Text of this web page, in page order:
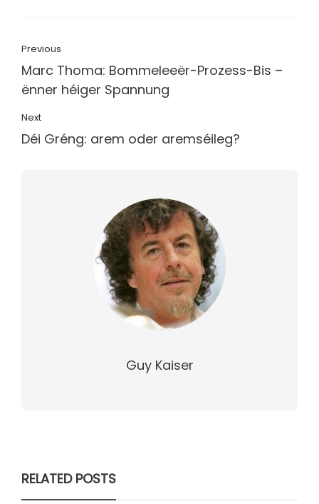
Previous
Marc Thoma: Bommeleeër-Prozess-Bis –
ënner héiger Spannung
Next
Déi Gréng: arem oder aremséileg?
Guy Kaiser
RELATED POSTS